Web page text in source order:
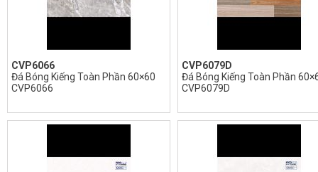
CVP6066
Đá Bóng Kiếng Toàn Phần 60×60
CVP6066
CVP6079D
Đá Bóng Kiếng Toàn Phần
CVP6079D